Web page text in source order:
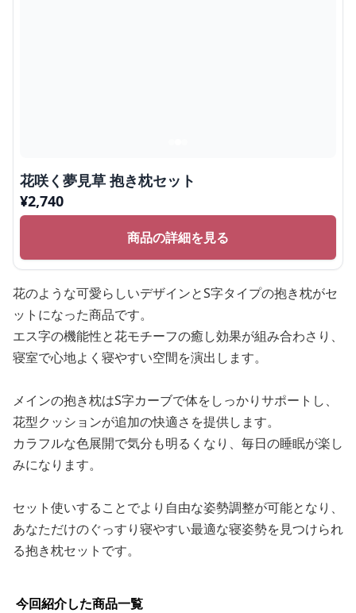
花咲く夢見草 抱き枕セット
¥2,740
商品の詳細を見る
花のような可愛らしいデザインとS字タイプの抱き枕がセ
ットになった商品です。
エス字の機能性と花モチーフの癒し効果が組み合わさり、
寝室で心地よく寝やすい空間を演出します。
メインの抱き枕はS字カーブで体をしっかりサポートし、
花型クッションが追加の快適さを提供します。
カラフルな色展開で気分も明るくなり、毎日の睡眠が楽し
みになります。
セット使いすることでより自由な姿勢調整が可能となり、
あなただけのぐっすり寝やすい最適な寝姿勢を見つけられ
る抱き枕セットです。
今回紹介した商品一覧